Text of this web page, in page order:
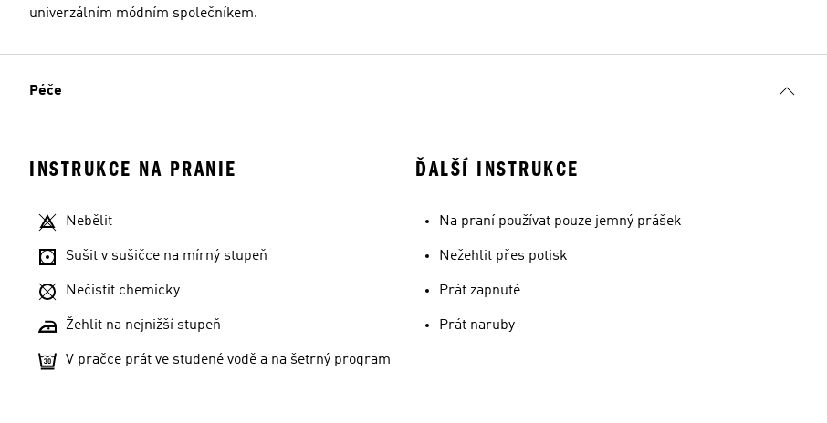
univerzálním módním společníkem.
Péče
INSTRUKCE NA PRANIE
Nebělit
Sušit v sušičce na mírný stupeň
Nečistit chemicky
Žehlit na nejnižší stupeň
V pračce prát ve studené vodě a na šetrný program
ĎALŠÍ INSTRUKCE
Na praní používat pouze jemný prášek
Nežehlit přes potisk
Prát zapnuté
Prát naruby